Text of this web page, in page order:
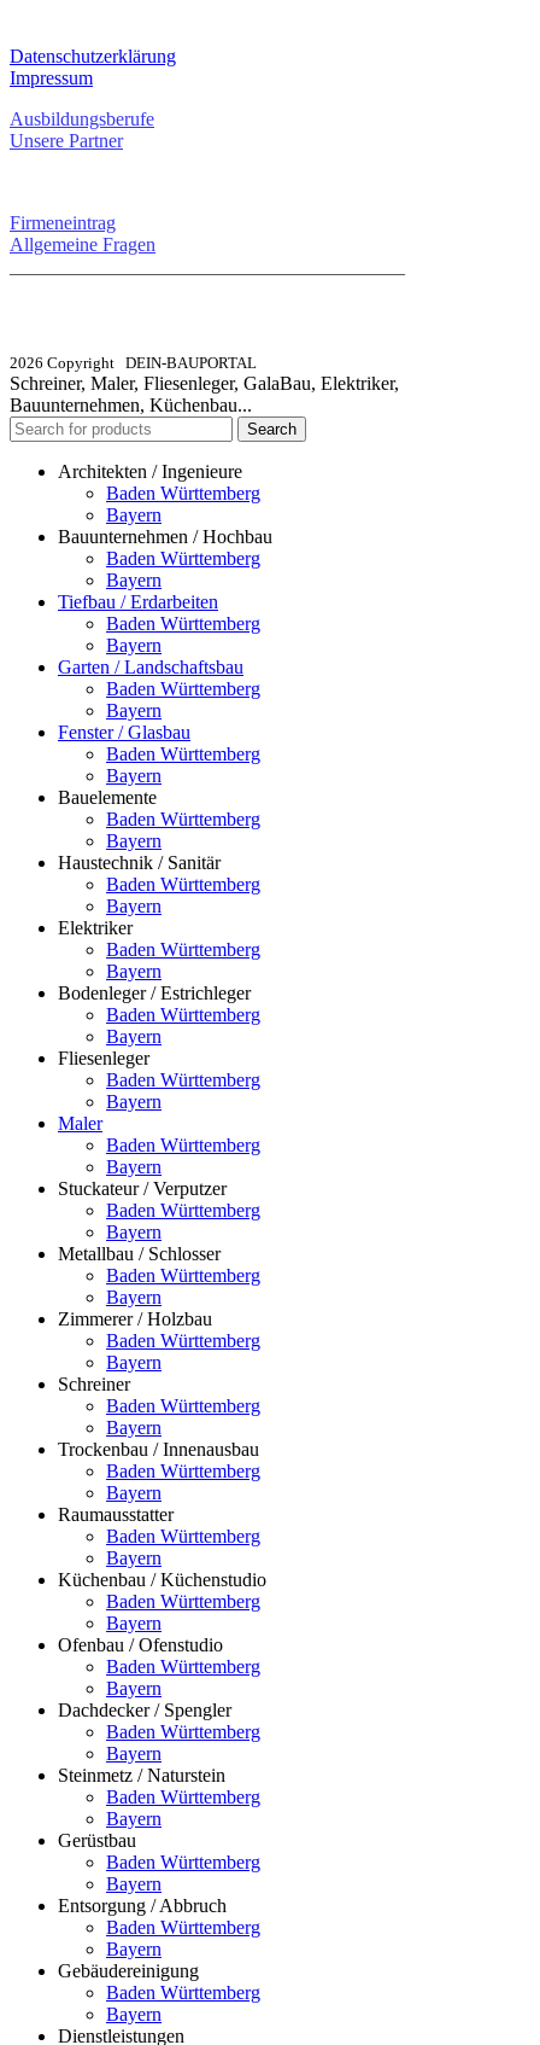
Datenschutzerklärung
Impressum
Ausbildungsberufe
Unsere Partner
Firmeneintrag
Allgemeine Fragen
2026 Copyright DEIN-BAUPORTAL
Schreiner, Maler, Fliesenleger, GalaBau, Elektriker,
Bauunternehmen, Küchenbau...
Search
Architekten / Ingenieure
Baden Württemberg
Bayern
Bauunternehmen / Hochbau
Baden Württemberg
Bayern
Tiefbau / Erdarbeiten
Baden Württemberg
Bayern
Garten / Landschaftsbau
Baden Württemberg
Bayern
Fenster / Glasbau
Baden Württemberg
Bayern
Bauelemente
Baden Württemberg
Bayern
Haustechnik / Sanitär
Baden Württemberg
Bayern
Elektriker
Baden Württemberg
Bayern
Bodenleger / Estrichleger
Baden Württemberg
Bayern
Fliesenleger
Baden Württemberg
Bayern
Maler
Baden Württemberg
Bayern
Stuckateur / Verputzer
Baden Württemberg
Bayern
Metallbau / Schlosser
Baden Württemberg
Bayern
Zimmerer / Holzbau
Baden Württemberg
Bayern
Schreiner
Baden Württemberg
Bayern
Trockenbau / Innenausbau
Baden Württemberg
Bayern
Raumausstatter
Baden Württemberg
Bayern
Küchenbau / Küchenstudio
Baden Württemberg
Bayern
Ofenbau / Ofenstudio
Baden Württemberg
Bayern
Dachdecker / Spengler
Baden Württemberg
Bayern
Steinmetz / Naturstein
Baden Württemberg
Bayern
Gerüstbau
Baden Württemberg
Bayern
Entsorgung / Abbruch
Baden Württemberg
Bayern
Gebäudereinigung
Baden Württemberg
Bayern
Dienstleistungen